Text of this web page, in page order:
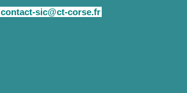
contact-sic@ct-corse.fr